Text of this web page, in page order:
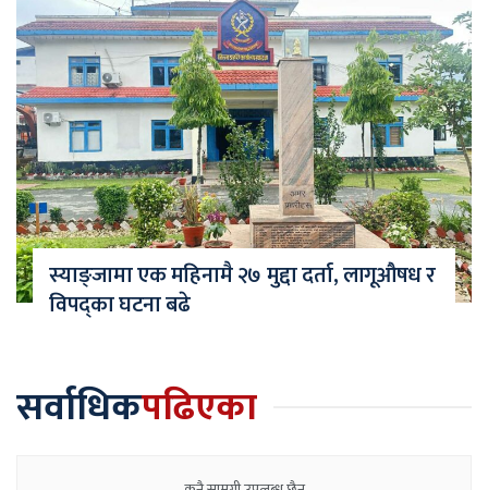
स्याङ्जामा एक महिनामै २७ मुद्दा दर्ता, लागूऔषध र
विपद्का घटना बढे
सर्वाधिकपढिएका